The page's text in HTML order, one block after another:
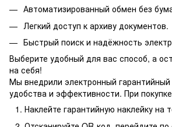
Автоматизированный обмен без
Легкий доступ к архиву документов.
Быстрый поиск и надёжность
Выберите удобный для вас способ, а
на себя!
Мы внедрили электронный
удобства и эффективности. При
Наклейте гарантийную наклейку на